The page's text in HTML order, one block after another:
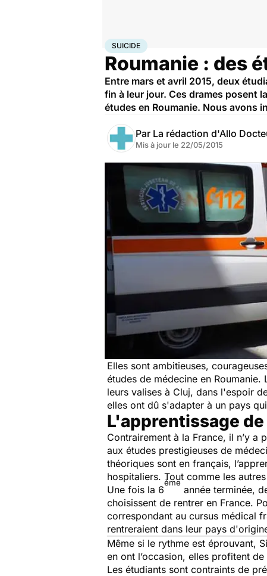
AccueilBien-être
SUICIDE
Roumanie : des
Entre mars et avril 2015, deux
fin à leur jour. Ces drames posent
études en Roumanie. Nous avons
Par La rédaction d'Allo
Mis à jour le 22/05/2015
Elles sont ambitieuses,
études de médecine en
leurs valises à Cluj, dans l'espoir
elles ont dû s'adapter à un pays
L'apprentissage
Contrairement à la France, il n’y a
aux études prestigieuses de
théoriques sont en français,
hospitaliers. Tout comme les
Une fois la 6
ème
année terminée,
choisissent de rentrer en France.
correspondant au cursus médical
rentreraient dans leur pays
Même si le rythme est éprouvant,
en ont l’occasion, elles profitent
Les étudiants sont contraints de